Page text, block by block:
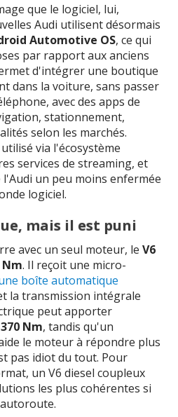
que le logiciel, lui,
Audi utilisent désormais
Automotive OS, ce qui
par rapport aux anciens
d'intégrer une boutique
dans la voiture, sans passer
avec des apps de
stationnement,
selon les marchés.
via l'écosystème
services de streaming, et
un peu moins enfermée
logiciel.
mais il est puni
avec un seul moteur, le V6
Nm. Il reçoit une micro-
boîte automatique
la transmission intégrale
peut apporter
370 Nm, tandis qu'un
le moteur à répondre plus
pas idiot du tout. Pour
un V6 diesel coupleux
les plus cohérentes si